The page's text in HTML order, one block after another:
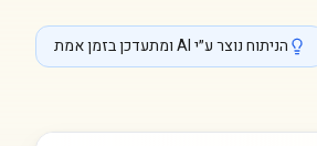
הניתוח נוצר ע״י AI ומתעדכן בזמן אמת